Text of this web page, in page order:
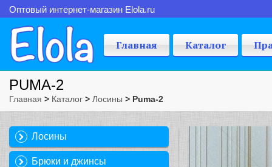
Оптовый интернет-магазин Elola.ru
Главная Каталог
PUMA-2
Главная > Каталог > Лосины > Puma-2
Лосины
Брюки и джинсы